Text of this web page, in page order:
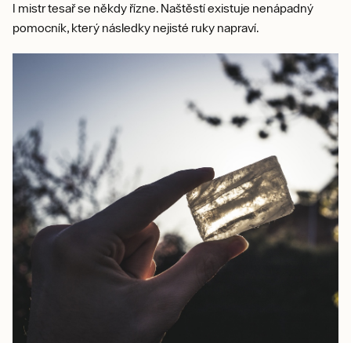
I mistr tesař se někdy řízne. Naštěstí existuje nenápadný
pomocník, který následky nejisté ruky napraví.